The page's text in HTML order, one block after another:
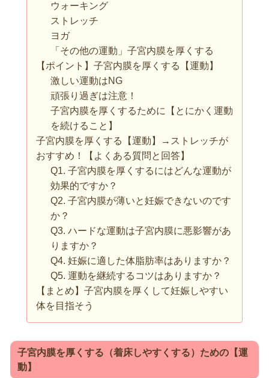
ウォーキング
ストレッチ
ヨガ
「その他の運動」子宮内膜を厚くする
【ポイント】子宮内膜を厚くする【運動】
激しい運動はNG
頑張り過ぎは注意！
子宮内膜を厚くするために【とにかく運動
を続けること】
子宮内膜を厚くする【運動】→ストレッチが
おすすめ！【よくある質問と回答】
Q1. 子宮内膜を厚くするにはどんな運動が
効果的ですか？
Q2. 子宮内膜が薄いと妊娠できないのです
か？
Q3. ハードな運動は子宮内膜に悪影響があ
りますか？
Q4. 妊娠に適した体脂肪率はありますか？
Q5. 運動を継続するコツはありますか？
【まとめ】子宮内膜を厚くして妊娠しやすい
体を目指そう
子宮内膜を厚くする（着床しやすくする）ための【運
動】